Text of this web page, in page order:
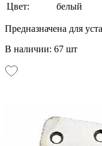
Цвет:
белый
Предназначена для
В наличии: 67 шт